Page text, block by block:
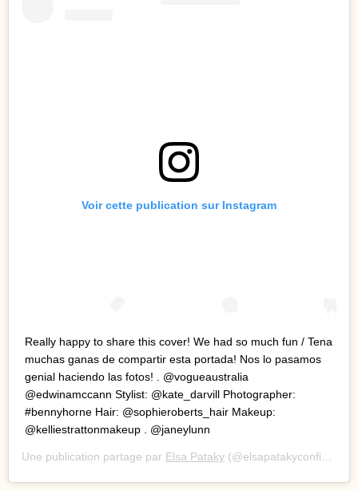
Voir cette publication sur Instagram
Really happy to share this cover! We had so much fun / Tena
muchas ganas de compartir esta portada! Nos lo pasamos
genial haciendo las fotos! . @vogueaustralia
@edwinamccann Stylist: @kate_darvill Photographer:
#bennyhorne Hair: @sophieroberts_hair Makeup:
@kelliestrattonmakeup . @janeylunn
Une publication partage par Elsa Pataky (@elsapatakyconfidential) le